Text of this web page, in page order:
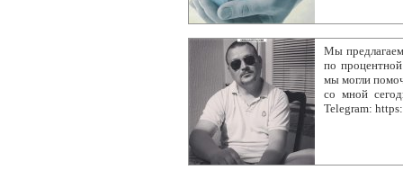
Мы
по
мы могли
со мной
Telegram: